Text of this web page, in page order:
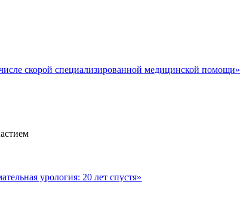
скорой специализированной медицинской помощи»
урология: 20 лет спустя»